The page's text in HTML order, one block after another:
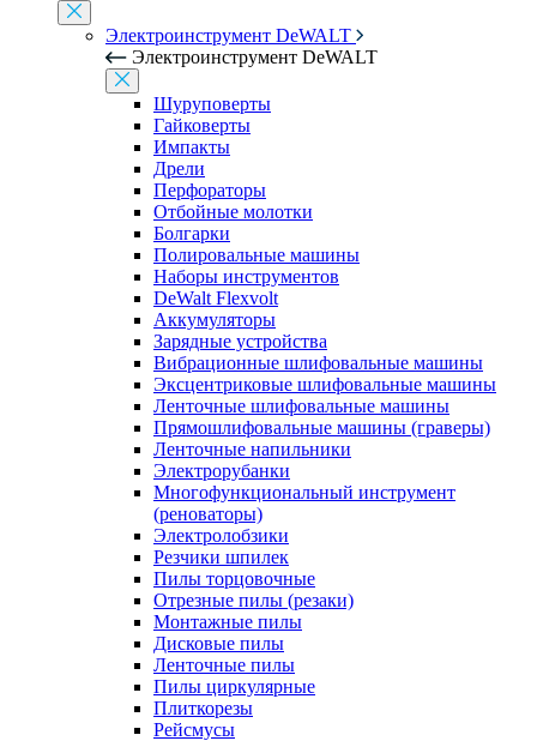
Электроинструмент DeWALT
Электроинструмент DeWALT
Шуруповерты
Гайковерты
Импакты
Дрели
Перфораторы
Отбойные молотки
Болгарки
Полировальные машины
Наборы инструментов
DeWalt Flexvolt
Аккумуляторы
Зарядные устройства
Вибрационные шлифовальные машины
Эксцентриковые шлифовальные машины
Ленточные шлифовальные машины
Прямошлифовальные машины (граверы)
Ленточные напильники
Электрорубанки
Многофункциональный инструмент
(реноваторы)
Электролобзики
Резчики шпилек
Пилы торцовочные
Отрезные пилы (резаки)
Монтажные пилы
Дисковые пилы
Ленточные пилы
Пилы циркулярные
Плиткорезы
Рейсмусы